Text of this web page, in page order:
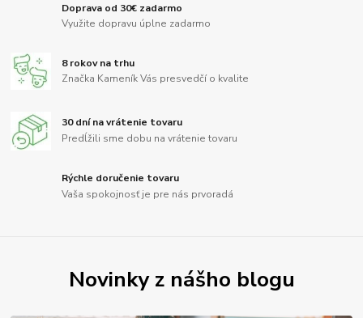
Doprava od 30€ zadarmo
Využite dopravu úplne zadarmo
8 rokov na trhu
Značka Kameník Vás presvedčí o kvalite
30 dní na vrátenie tovaru
Predĺžili sme dobu na vrátenie tovaru
Rýchle doručenie tovaru
Vaša spokojnosť je pre nás prvoradá
Novinky z nášho blogu